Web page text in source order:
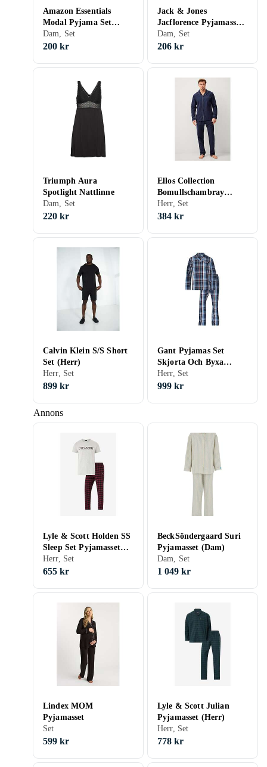
Annons
Amazon Essentials
Modal Pyjama Set
(Dam)
Dam, Set
200 kr
Jack & Jones
Jacflorence Pyjamasset
(Dam)
Dam, Set
206 kr
Triumph Aura
Spotlight Nattlinne
Dam, Set
220 kr
Ellos Collection
Bomullschambray
Pyjamasset (Herr)
Herr, Set
384 kr
Calvin Klein S/S Short
Set (Herr)
Herr, Set
899 kr
Gant Pyjamas Set
Skjorta Och Byxa
(Herr)
Herr, Set
999 kr
Lyle & Scott Holden SS
Sleep Set Pyjamasset
(Herr)
Herr, Set
655 kr
BeckSöndergaard Suri
Pyjamasset (Dam)
Dam, Set
1 049 kr
Lindex MOM
Pyjamasset
Set
599 kr
Lyle & Scott Julian
Pyjamasset (Herr)
Herr, Set
778 kr